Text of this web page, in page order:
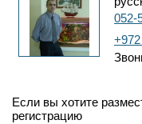
052-
Если вы хотите
регистрацию